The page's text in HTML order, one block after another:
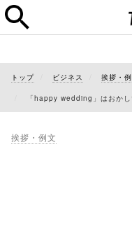
トップ ビジネス 挨拶・
「happy wedding」はおか
挨拶・例文